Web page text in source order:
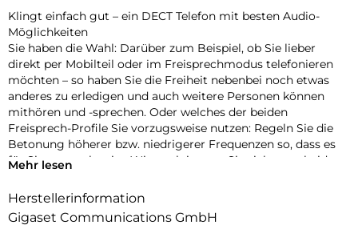
Klingt einfach gut – ein DECT Telefon mit besten Audio-
Möglichkeiten
Sie haben die Wahl: Darüber zum Beispiel, ob Sie lieber
direkt per Mobilteil oder im Freisprechmodus telefonieren
möchten – so haben Sie die Freiheit nebenbei noch etwas
anderes zu erledigen und auch weitere Personen können
mithören und -sprechen. Oder welches der beiden
Freisprech-Profile Sie vorzugsweise nutzen: Regeln Sie die
Betonung höherer bzw. niedrigerer Frequenzen so, dass es
für Sie angenehm ist. Wie auch immer Sie sich entscheiden –
Übersichtlich, ergonomisch, intuitiv – so komfortabel kann
Telefonieren sein:
Mehr lesen
Herstellerinformation
Gigaset Communications GmbH